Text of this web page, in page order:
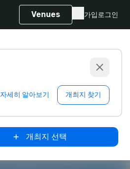
Venues 가입로그인
자세히 알아보기 개최지 찾기
개최지 선택